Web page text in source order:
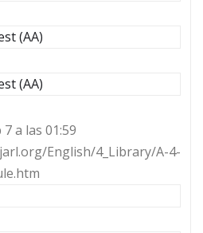
(AA)
(AA)
7 a las 01:59
English/4_Library/A-4-